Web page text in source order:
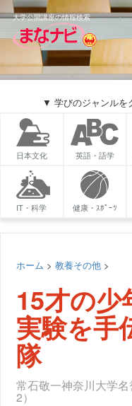
大学公開講座の情報検索
▼ 学びのジャンルを
日本文化 英語・語学
IT・科学 健康・ｽﾎﾟｰﾂ
ホーム >教養その他 >
15才の少
実験を手
隊
常石敬一神奈川大学
2）